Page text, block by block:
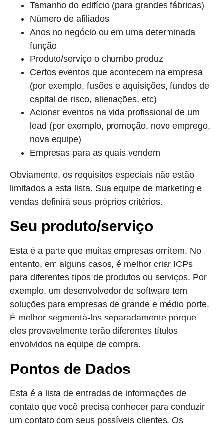
Tamanho do edifício (para grandes fábricas)
Número de afiliados
Anos no negócio ou em uma determinada
função
Produto/serviço o chumbo produz
Certos eventos que acontecem na empresa
(por exemplo, fusões e aquisições, fundos de
capital de risco, alienações, etc)
Acionar eventos na vida profissional de um
lead (por exemplo, promoção, novo emprego,
nova equipe)
Empresas para as quais vendem
Obviamente, os requisitos especiais não estão
limitados a esta lista. Sua equipe de marketing e
vendas definirá seus próprios critérios.
Seu produto/serviço
Esta é a parte que muitas empresas omitem. No
entanto, em alguns casos, é melhor criar ICPs
para diferentes tipos de produtos ou serviços. Por
exemplo, um desenvolvedor de software tem
soluções para empresas de grande e médio porte.
É melhor segmentá-los separadamente porque
eles provavelmente terão diferentes títulos
envolvidos na equipe de compra.
Pontos de Dados
Esta é a lista de entradas de informações de
contato que você precisa conhecer para conduzir
um contato com seus possíveis clientes. Os